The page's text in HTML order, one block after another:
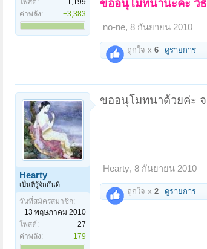
ค่าพลัง:
+3,383
ขออนุโมทนานะคะ วิ
no-ne, 8 กันยายน 2010
ถูกใจ x 6 ดูรายการ
Hearty
เป็นที่รู้จักกันดี
วันที่สมัครสมาชิก:
13 พฤษภาคม 2010
โพสต์:
27
ค่าพลัง:
+179
ขออนุโมทนาด้วยค่ะ จ
Hearty, 8 กันยายน 2010
ถูกใจ x 2 ดูรายการ